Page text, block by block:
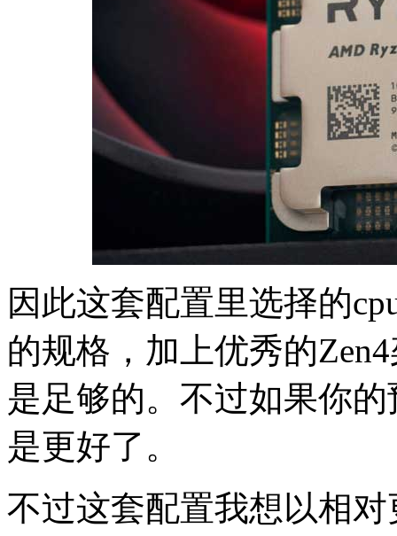
因此这套配置里选择的
的规格，加上优秀的
是足够的。不过如果你
是更好了。
不过这套配置我想以相